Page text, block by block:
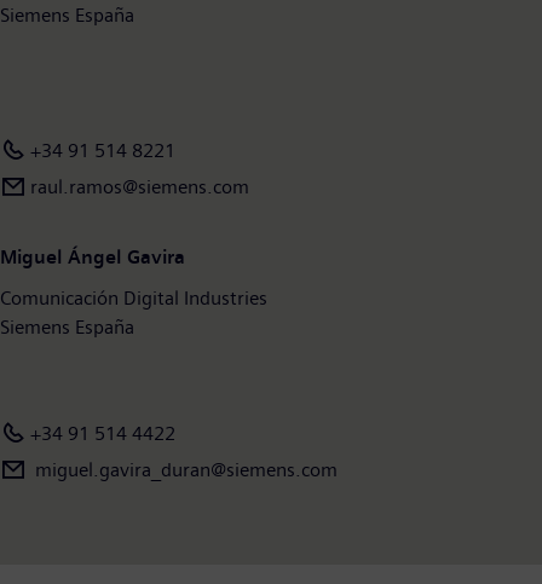
www.siemens.com.
Siemens España
+34 91 514 8221
raul.ramos@siemens.com
Miguel Ángel Gavira
Comunicación Digital Industries
Siemens España
+34 91 514 4422
miguel.gavira_duran@siemens.com